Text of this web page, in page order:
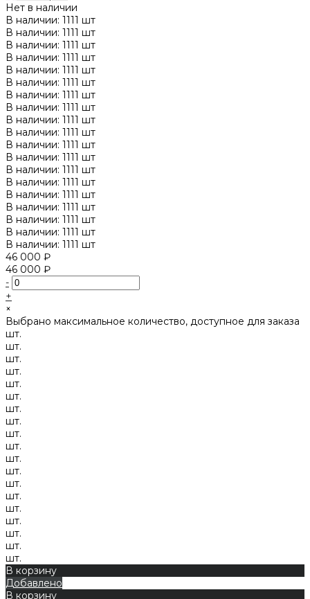
Нет в наличии
В наличии: 1111 шт
В наличии: 1111 шт
В наличии: 1111 шт
В наличии: 1111 шт
В наличии: 1111 шт
В наличии: 1111 шт
В наличии: 1111 шт
В наличии: 1111 шт
В наличии: 1111 шт
В наличии: 1111 шт
В наличии: 1111 шт
В наличии: 1111 шт
В наличии: 1111 шт
В наличии: 1111 шт
В наличии: 1111 шт
В наличии: 1111 шт
В наличии: 1111 шт
В наличии: 1111 шт
В наличии: 1111 шт
46 000 ₽
46 000 ₽
-
+
×
Выбрано максимальное количество, доступное для заказа
шт.
шт.
шт.
шт.
шт.
шт.
шт.
шт.
шт.
шт.
шт.
шт.
шт.
шт.
шт.
шт.
шт.
шт.
шт.
В корзину
Добавлено
В корзину